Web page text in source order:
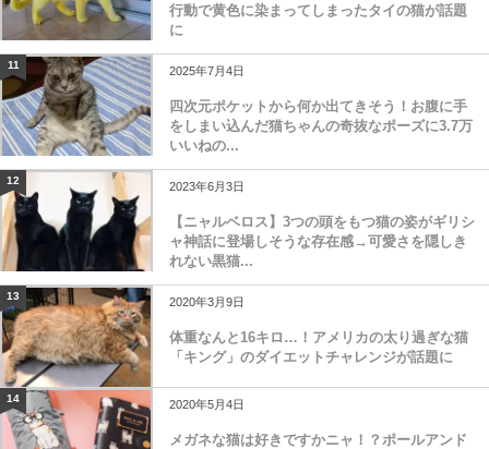
行動で黄色に染まってしまったタイの猫が話題
に
11 2025年7月4日
四次元ポケットから何か出てきそう！お腹に手
をしまい込んだ猫ちゃんの奇抜なポーズに3.7万
いいねの...
12 2023年6月3日
【ニャルベロス】3つの頭をもつ猫の姿がギリシ
ャ神話に登場しそうな存在感→可愛さを隠しき
れない黒猫...
13 2020年3月9日
体重なんと16キロ…！アメリカの太り過ぎな猫
「キング」のダイエットチャレンジが話題に
14 2020年5月4日
メガネな猫は好きですかニャ！？ポールアンド